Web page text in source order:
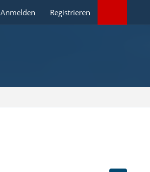
Anmelden Registrieren